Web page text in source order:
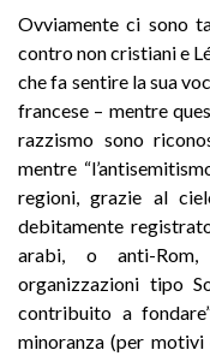
Ovviamente ci sono
contro non cristiani e
che fa sentire la sua
francese – mentre
razzismo sono
mentre
regioni, grazie al
debitamente
arabi, o anti-
organizzazioni tipo
contribuito a
minoranza (per motivi